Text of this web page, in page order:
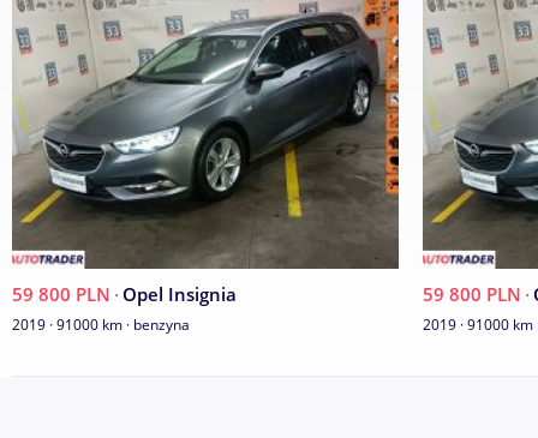
59 800 PLN ·Opel Insignia
2019 · 91000 km · benzyna
59 800 PLN ·
2019 · 91000 km